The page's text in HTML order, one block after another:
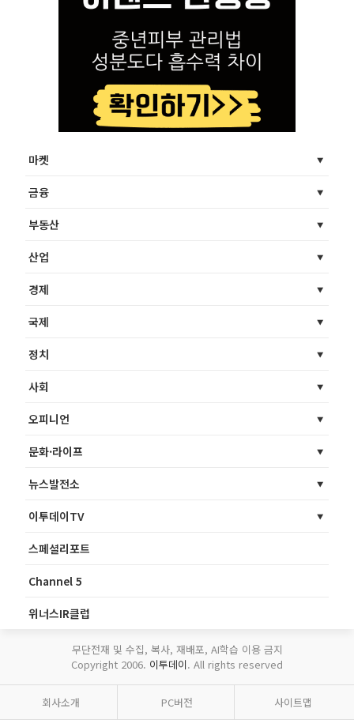
마켓
금융
부동산
산업
경제
국제
정치
사회
오피니언
문화·라이프
뉴스발전소
이투데이TV
스페셜리포트
Channel 5
위너스IR클럽
무단전재 및 수집, 복사, 재배포, AI학습 이용 금지
Copyright 2006. 이투데이. All rights reserved
회사소개 PC버전 사이트맵